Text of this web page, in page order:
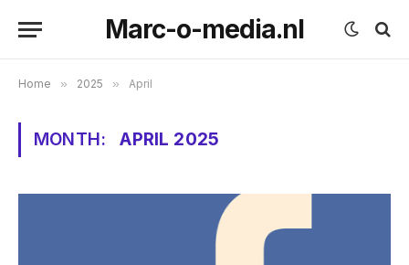
Marc-o-media.nl
Home » 2025 » April
MONTH: APRIL 2025